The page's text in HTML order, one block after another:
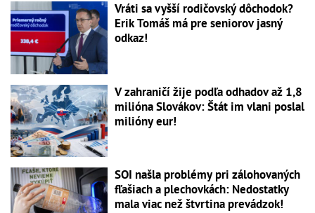
Vráti sa vyšší rodičovský dôchodok?
Erik Tomáš má pre seniorov jasný
odkaz!
V zahraničí žije podľa odhadov až 1,8
milióna Slovákov: Štát im vlani poslal
milióny eur!
SOI našla problémy pri zálohovaných
fľašiach a plechovkách: Nedostatky
mala viac než štvrtina prevádzok!